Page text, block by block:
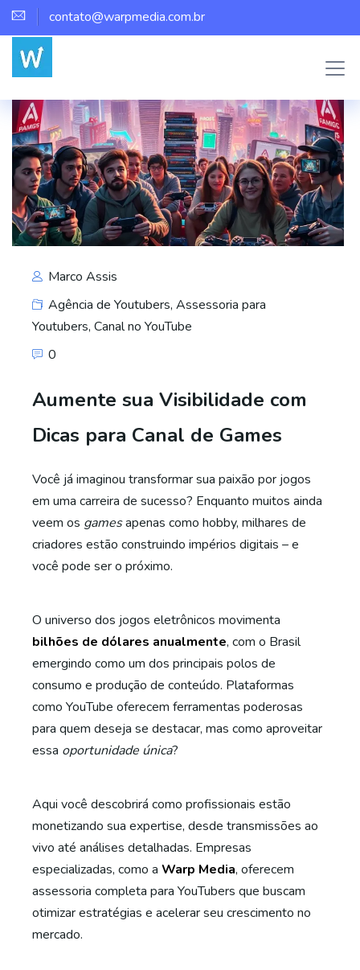
contato@warpmedia.com.br
Marco Assis
Agência de Youtubers, Assessoria para
Youtubers, Canal no YouTube
0
Aumente sua Visibilidade com
Dicas para Canal de Games
Você já imaginou transformar sua paixão por jogos
em uma carreira de sucesso? Enquanto muitos ainda
veem os gamesapenas como hobby, milhares de
criadores estão construindo impérios digitais – e
você pode ser o próximo.
O universo dos jogos eletrônicos movimenta
bilhões de dólares anualmente, com o Brasil
emergindo como um dos principais polos de
consumo e produção de conteúdo. Plataformas
como YouTube oferecem ferramentas poderosas
para quem deseja se destacar, mas como aproveitar
essa oportunidade única?
Aqui você descobrirá como profissionais estão
monetizando sua expertise, desde transmissões ao
vivo até análises detalhadas. Empresas
especializadas, como a Warp Media, oferecem
assessoria completa para YouTubers que buscam
otimizar estratégias e acelerar seu crescimento no
mercado.